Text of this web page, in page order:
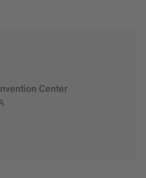
Center